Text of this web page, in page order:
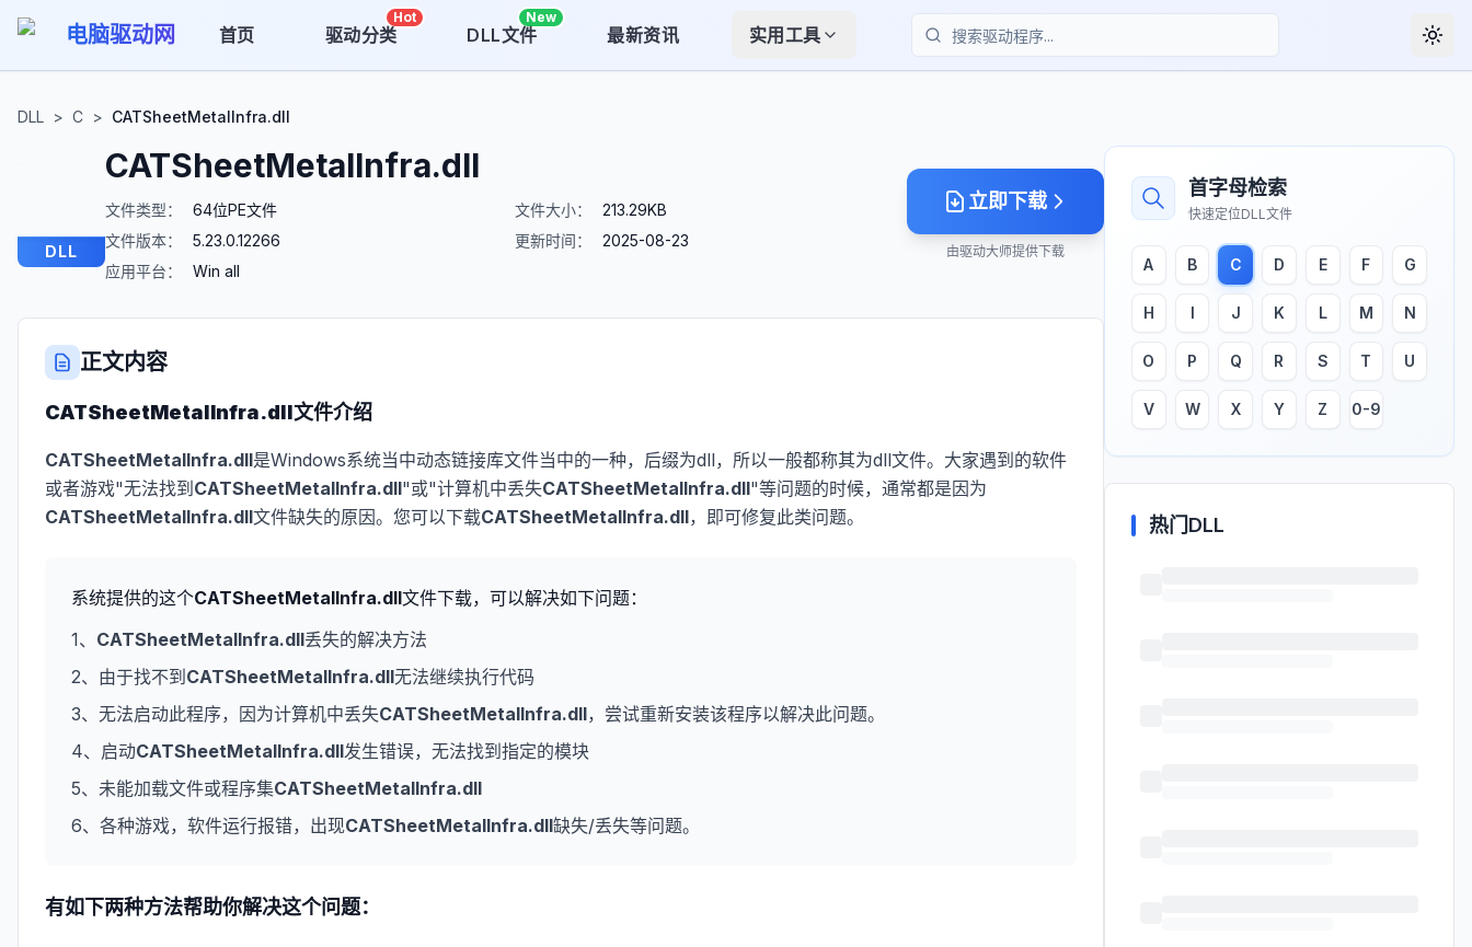
电脑驱动网 首页 驱动分类
Hot
DLL文件
New
最新资讯
实用工具
搜索
DLL > C > CATSheetMetalInfra.dll
DLL
CATSheetMetalInfra.dll
文件类型：
64位PE文件
文件版本：
5.23.0.12266
应用平台：
Win all
文件大小：
213.29KB
更新时间：
2025-08-23
立即下载
由驱动大师提供下载
正文内容
CATSheetMetalInfra.dll文件介绍
CATSheetMetalInfra.dll是Windows系统当中动态链接库文件当中的一种，后缀为dll，所以一般都称其为dll文件。大家遇到的软件
或者游戏"无法找到 CATSheetMetalInfra.dll"或"计算机中丢失CATSheetMetalInfra.dll"等问题的时候，通常都是因为
CATSheetMetalInfra.dll文件缺失的原因。您可以下载CATSheetMetalInfra.dll，即可修复此类问题。
系统提供的这个CATSheetMetalInfra.dll文件下载，可以解决如下问题：
1、 CATSheetMetalInfra.dll丢失的解决方法
2、由于找不到 CATSheetMetalInfra.dll无法继续执行代码
3、无法启动此程序，因为计算机中丢失CATSheetMetalInfra.dll，尝试重新安装该程序以解决此问题。
4、启动CATSheetMetalInfra.dll发生错误，无法找到指定的模块
5、未能加载文件或程序集CATSheetMetalInfra.dll
6、各种游戏，软件运行报错，出现CATSheetMetalInfra.dll缺失/丢失等问题。
有如下两种方法帮助你解决这个问题：
首字母检索
快速定位DLL文件
A B C D E F G
H I J K L M N
O P Q R S T U
V W X Y Z 0-9
热门DLL